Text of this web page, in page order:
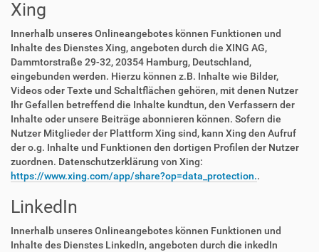
Xing
Innerhalb unseres Onlineangebotes können Funktionen und
Inhalte des Dienstes Xing, angeboten durch die XING AG,
Dammtorstraße 29-32, 20354 Hamburg, Deutschland,
eingebunden werden. Hierzu können z.B. Inhalte wie Bilder,
Videos oder Texte und Schaltflächen gehören, mit denen Nutzer
Ihr Gefallen betreffend die Inhalte kundtun, den Verfassern der
Inhalte oder unsere Beiträge abonnieren können. Sofern die
Nutzer Mitglieder der Plattform Xing sind, kann Xing den Aufruf
der o.g. Inhalte und Funktionen den dortigen Profilen der Nutzer
zuordnen. Datenschutzerklärung von Xing:
https://www.xing.com/app/share?op=data_protection..
LinkedIn
Innerhalb unseres Onlineangebotes können Funktionen und
Inhalte des Dienstes LinkedIn, angeboten durch die inkedIn